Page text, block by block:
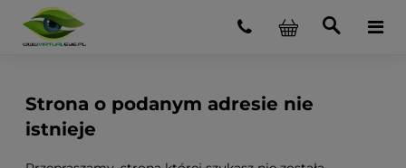
Strona o podanym adresie nie
istnieje